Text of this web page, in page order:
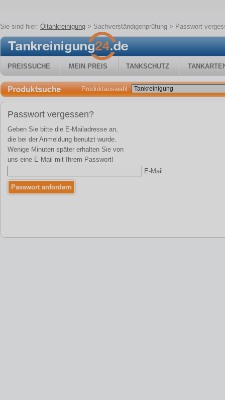
Sie sind hier: Öltankreinigung > Sachverständigenprüfung > Passwort
PREISSUCHE MEIN PREIS TANKSCHUTZ
Produktauswahl:
Passwort vergessen?
Geben Sie bitte die E-Mailadresse an,
die bei der Anmeldung benutzt wurde.
Wenige Minuten später erhalten Sie von
uns eine E-Mail mit Ihrem Passwort!
E-Mail